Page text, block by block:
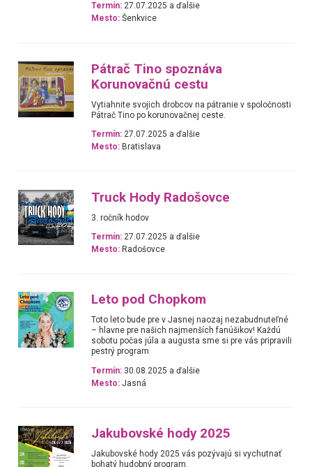
Termín: 27.07.2025 a ďalšie
Mesto: Šenkvice
Pátrač Tino spoznáva
Korunovačnú cestu
Vytiahnite svojich drobcov na pátranie v spoločnosti
Pátrač Tino po korunovačnej ceste.
Termín: 27.07.2025 a ďalšie
Mesto: Bratislava
Truck Hody Radošovce
3. ročník hodov
Termín: 27.07.2025 a ďalšie
Mesto: Radošovce
Leto pod Chopkom
Toto leto bude pre v Jasnej naozaj nezabudnuteľné
– hlavne pre našich najmenších fanúšikov! Každú
sobotu počas júla a augusta sme si pre vás pripravili
pestrý program
Termín: 30.08.2025 a ďalšie
Mesto: Jasná
Jakubovské hody 2025
Jakubovské hody 2025 vás pozývajú si vychutnať
bohatý hudobný program.